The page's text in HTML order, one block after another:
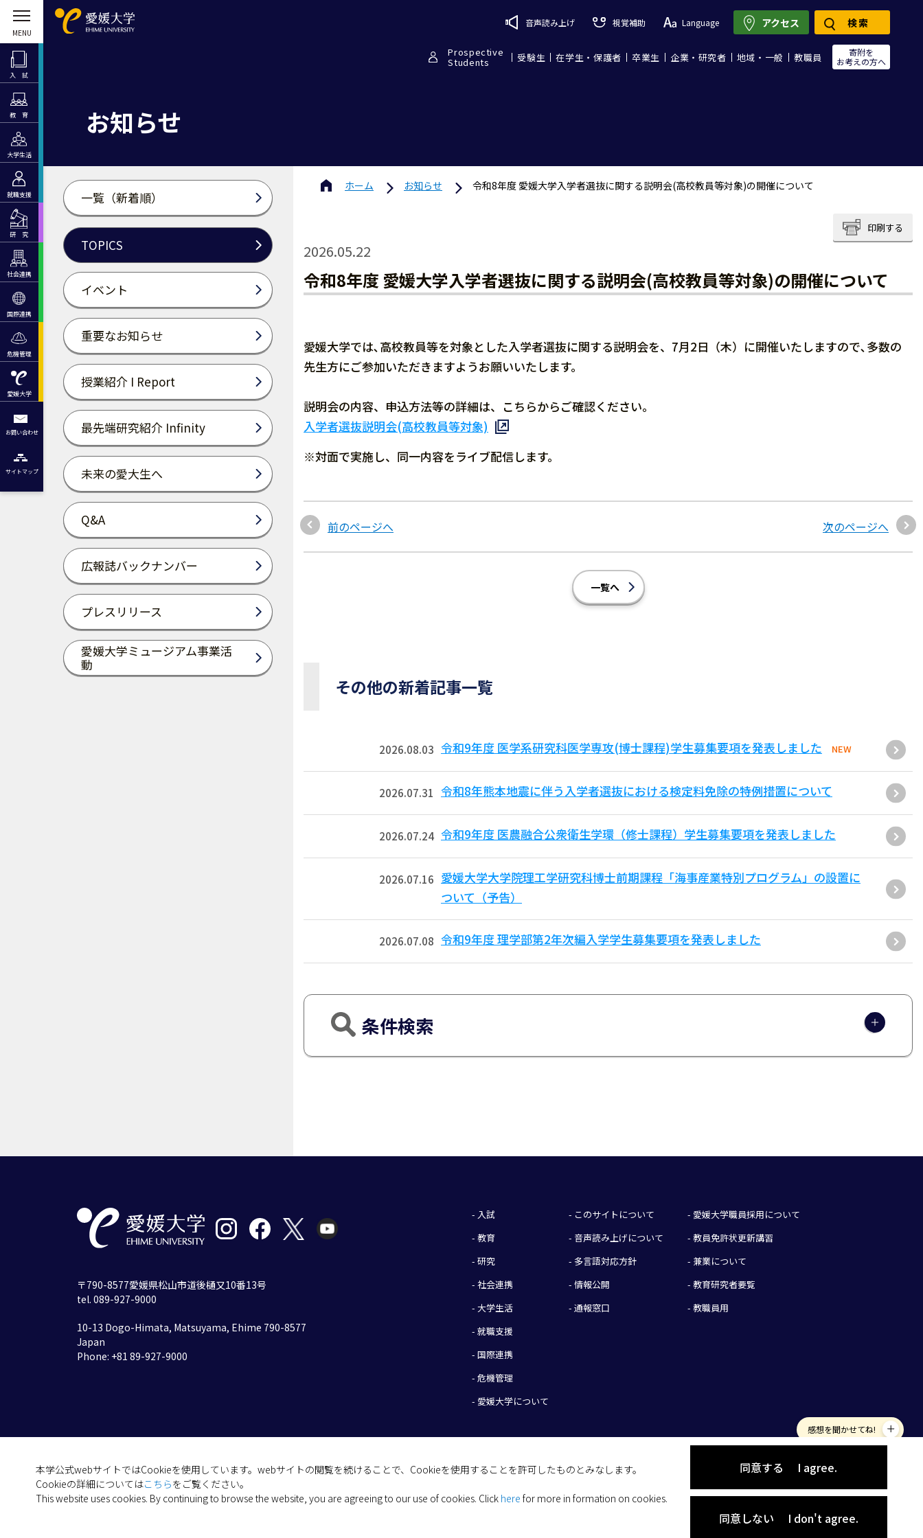
入 試
教 育
大学生活
就職支援
研 究
社会連携
国際連携
危機管理
愛媛大学
お問い合わせ
サイトマップ
音声読み上げ 視覚補助 Language
Prospective
Students 受験生 在学生・保護者 卒業生 企業・研究者 地域・一般 教職員
寄附を
お考えの方へ
アクセス 検索
お知らせ
一覧（新着順）
TOPICS
イベント
重要なお知らせ
授業紹介 I Report
最先端研究紹介 Infinity
未来の愛大生へ
Q&A
広報誌バックナンバー
プレスリリース
愛媛大学ミュージアム事業活
動
ホーム お知らせ 令和8年度 愛媛大学入学者選抜に関する説明会(高校教員等対象)の開催について
印刷する
2026.05.22
令和8年度 愛媛大学入学者選抜に関する説明会(高校教員等対象)の開催について
愛媛大学では､高校教員等を対象とした入学者選抜に関する説明会を、7月2日（木）に開催いたしますので､多数の
先生方にご参加いただきますようお願いいたします。
説明会の内容、申込方法等の詳細は、こちらからご確認ください。
入学者選抜説明会(高校教員等対象)
※対面で実施し、同一内容をライブ配信します。
前のページへ 次のページへ
一覧へ
その他の新着記事一覧
2026.08.03 令和9年度 医学系研究科医学専攻(博士課程)学生募集要項を発表しました NEW
2026.07.31 令和8年熊本地震に伴う入学者選抜における検定料免除の特例措置について
2026.07.24 令和9年度 医農融合公衆衛生学環（修士課程）学生募集要項を発表しました
2026.07.16 愛媛大学大学院理工学研究科博士前期課程「海事産業特別プログラム」の設置に
ついて（予告）
2026.07.08 令和9年度 理学部第2年次編入学学生募集要項を発表しました
条件検索
本学公式webサイトではCookieを使用しています。webサイトの閲覧を続けることで、Cookieを使用することを許可したものとみなします。
Cookieの詳細についてはこちらをご覧ください。
This website uses cookies. By continuing to browse the website, you are agreeing to our use of cookies. Click here for more in formation on cookies.
同意する I agree.
同意しない I don't agree.
感想を聞かせてね!
- 入試
- 教育
- 研究
- 社会連携
- 大学生活
- 就職支援
- 国際連携
- 危機管理
- 愛媛大学について
- このサイトについて
- 音声読み上げについて
- 多言語対応方針
- 情報公開
- 通報窓口
- 愛媛大学職員採用について
- 教員免許状更新講習
- 兼業について
- 教育研究者要覧
- 教職員用
〒790-8577愛媛県松山市道後樋又10番13号
tel. 089-927-9000
10-13 Dogo-Himata, Matsuyama, Ehime 790-8577
Japan
Phone: +81 89-927-9000
(C) 2026 Ehime University.